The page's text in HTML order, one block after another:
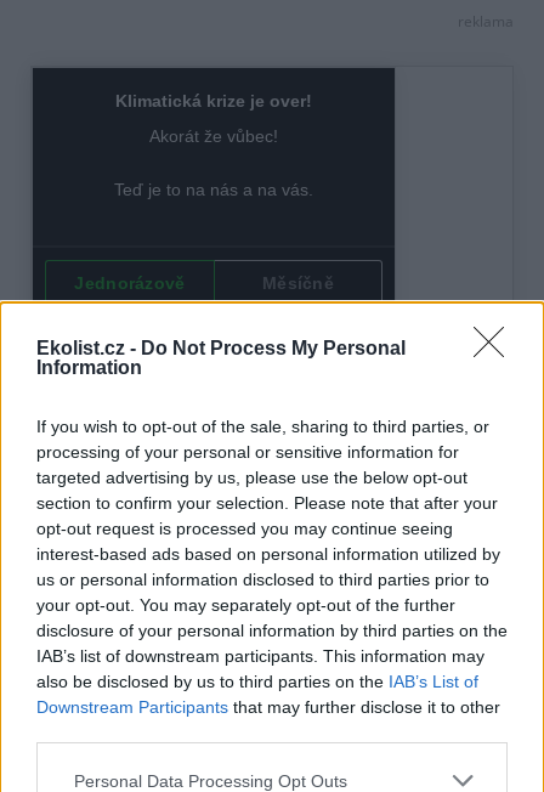
Ekolist.cz - Do Not Process My Personal
Information
If you wish to opt-out of the sale, sharing to third parties, or
processing of your personal or sensitive information for
targeted advertising by us, please use the below opt-out
section to confirm your selection. Please note that after your
opt-out request is processed you may continue seeing
interest-based ads based on personal information utilized by
us or personal information disclosed to third parties prior to
your opt-out. You may separately opt-out of the further
disclosure of your personal information by third parties on the
IAB’s list of downstream participants. This information may
also be disclosed by us to third parties on the IAB’s List of
Downstream Participants that may further disclose it to other
Personal Data Processing Opt Outs
reklama
Oldřich Janeba
Autor je nezávislý publicista
tisknout poslat
Ekolist.cz nabízí v rubrice Názory a komentáře prostor pro
otevřenou diskuzi. V žádném případě ale nejsou zde publikované
názorem autora daného textu. Svůj názor nám můžete poslat na